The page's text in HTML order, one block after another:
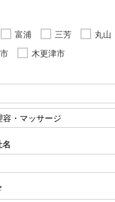
富浦 三芳 丸山
木更津市
名